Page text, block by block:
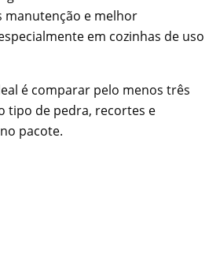
manutenção e melhor
em cozinhas de uso
é comparar pelo menos três
tipo de pedra, recortes e
pacote.